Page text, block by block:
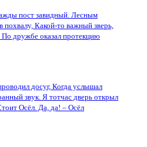
пост завидный. Лесным
похвалу, Какой-то важный зверь,
По дружбе оказал протекцию
досуг, Когда услышал
звук. Я тотчас дверь открыл
Осёл. Да, да! – Осёл